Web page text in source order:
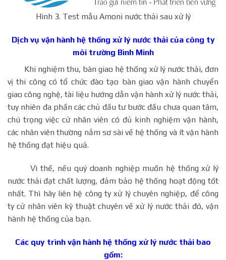
Hình 3. Test mẫu Amoni nước thải sau xử lý
Dịch vụ vận hành hệ thống xử lý nước thải của công ty
môi trường Bình Minh
Khi nghiệm thu, bàn giao hệ thống xử lý nước thải, đơn
vị thi công có tổ chức đào tạo bàn giao vận hành chuyển
giao công nghệ, tài liệu hướng dẫn vận hành xử lý nước thải,
tuy nhiên đa phần các chủ đầu tư bước đầu chưa quan tâm,
chú trọng việc cử nhân viên có đủ kinh nghiệm vận hành,
các nhân viên thường nắm sơ sài về hệ thống và ít vận hành
hệ thống đạt hiệu quả.
Vì thế, nếu quý doanh nghiệp muốn hệ thống xử lý
nước thải đạt chất lượng, đảm bảo hệ thống hoạt động tốt
nhất. Thì hãy liên hệ công ty xử lý chuyên nghiệp, để công
ty cử nhân viên kỹ thuật chuyên về xử lý nước thải đó, vận
hành hệ thống của bạn.
Các quy trình vận hành hệ thống xử lý nước thải bao
gồm: